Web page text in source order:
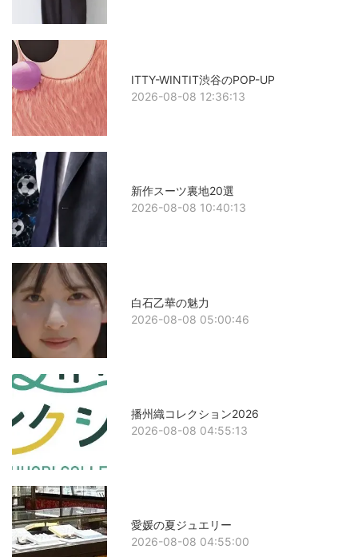
ITTY-WINTIT渋谷のPOP-UP
2026-08-08 12:36:13
新作スーツ裏地20選
2026-08-08 10:40:13
白石乙華の魅力
2026-08-08 05:00:46
播州織コレクション2026
2026-08-08 04:55:13
愛媛の夏ジュエリー
2026-08-08 04:55:00